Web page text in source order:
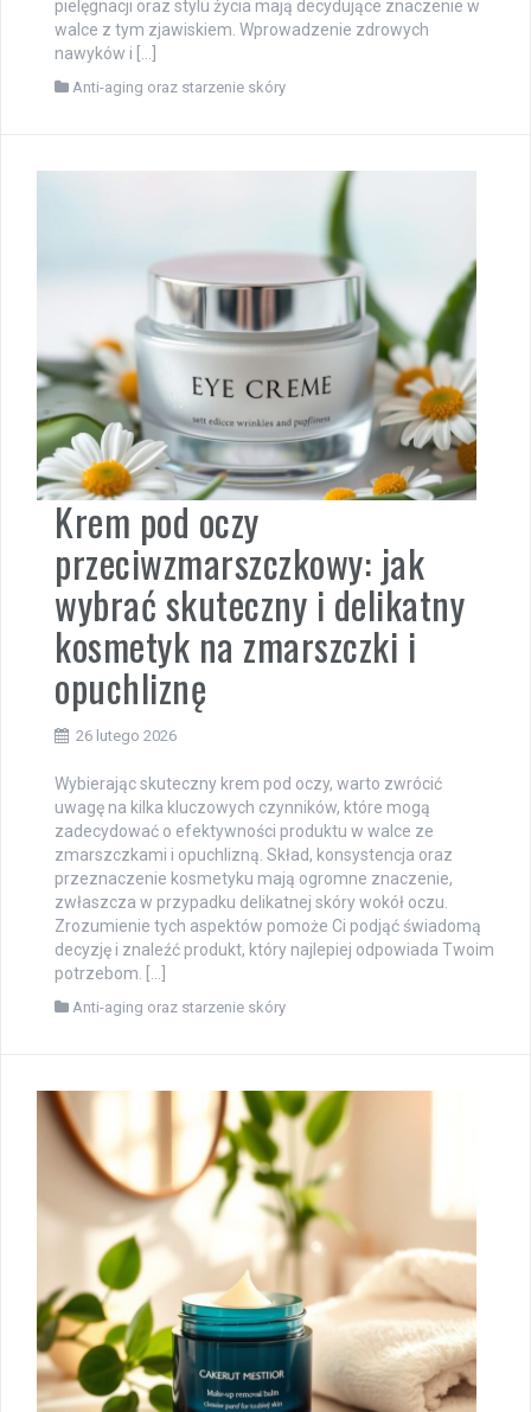
pielęgnacji oraz stylu życia mają decydujące znaczenie w
walce z tym zjawiskiem. Wprowadzenie zdrowych
nawyków i […]
Anti-aging oraz starzenie skóry
Krem pod oczy
przeciwzmarszczkowy: jak
wybrać skuteczny i delikatny
kosmetyk na zmarszczki i
opuchliznę
26 lutego 2026
Wybierając skuteczny krem pod oczy, warto zwrócić
uwagę na kilka kluczowych czynników, które mogą
zadecydować o efektywności produktu w walce ze
zmarszczkami i opuchlizną. Skład, konsystencja oraz
przeznaczenie kosmetyku mają ogromne znaczenie,
zwłaszcza w przypadku delikatnej skóry wokół oczu.
Zrozumienie tych aspektów pomoże Ci podjąć świadomą
decyzję i znaleźć produkt, który najlepiej odpowiada Twoim
potrzebom. […]
Anti-aging oraz starzenie skóry